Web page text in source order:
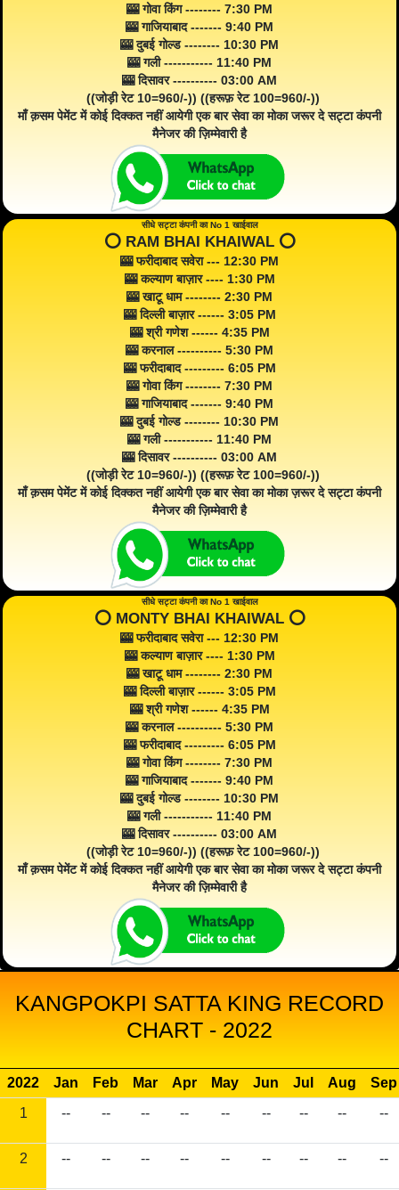
🎰 गोवा किंग -------- 7:30 PM
🎰 गाजियाबाद ------- 9:40 PM
🎰 दुबई गोल्ड -------- 10:30 PM
🎰 गली ----------- 11:40 PM
🎰 दिसावर ---------- 03:00 AM
((जोड़ी रेट 10=960/-)) ((हरूफ़ रेट 100=960/-))
माँ क़सम पेमेंट में कोई दिक्कत नहीं आयेगी एक बार सेवा का मोका जरूर दे सट्टा कंपनी
मैनेजर की ज़िम्मेवारी है
सीधे सट्टा कंपनी का No 1 खाईवाल
⭕️ RAM BHAI KHAIWAL ⭕️
🎰 फरीदाबाद सवेरा --- 12:30 PM
🎰 कल्याण बाज़ार ---- 1:30 PM
🎰 खाटू धाम -------- 2:30 PM
🎰 दिल्ली बाज़ार ------ 3:05 PM
🎰 श्री गणेश ------ 4:35 PM
🎰 करनाल ---------- 5:30 PM
🎰 फरीदाबाद --------- 6:05 PM
🎰 गोवा किंग -------- 7:30 PM
🎰 गाजियाबाद ------- 9:40 PM
🎰 दुबई गोल्ड -------- 10:30 PM
🎰 गली ----------- 11:40 PM
🎰 दिसावर ---------- 03:00 AM
((जोड़ी रेट 10=960/-)) ((हरूफ़ रेट 100=960/-))
माँ क़सम पेमेंट में कोई दिक्कत नहीं आयेगी एक बार सेवा का मोका ज़रूर दे सट्टा कंपनी
मैनेजर की ज़िम्मेवारी है
सीधे सट्टा कंपनी का No 1 खाईवाल
⭕️ MONTY BHAI KHAIWAL ⭕️
🎰 फरीदाबाद सवेरा --- 12:30 PM
🎰 कल्याण बाज़ार ---- 1:30 PM
🎰 खाटू धाम -------- 2:30 PM
🎰 दिल्ली बाज़ार ------ 3:05 PM
🎰 श्री गणेश ------ 4:35 PM
🎰 करनाल ---------- 5:30 PM
🎰 फरीदाबाद --------- 6:05 PM
🎰 गोवा किंग -------- 7:30 PM
🎰 गाजियाबाद ------- 9:40 PM
🎰 दुबई गोल्ड -------- 10:30 PM
🎰 गली ----------- 11:40 PM
🎰 दिसावर ---------- 03:00 AM
((जोड़ी रेट 10=960/-)) ((हरूफ़ रेट 100=960/-))
माँ क़सम पेमेंट में कोई दिक्कत नहीं आयेगी एक बार सेवा का मोका जरूर दे सट्टा कंपनी
मैनेजर की ज़िम्मेवारी है
KANGPOKPI SATTA KING RECORD
CHART - 2022
2022 Jan Feb Mar Apr May Jun Jul Aug
Sep
1
-- -- -- -- -- -- -- -- --
2 -- -- -- -- -- -- -- -- --